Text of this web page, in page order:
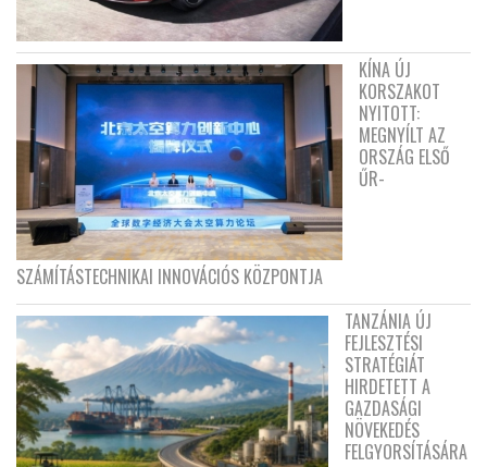
KÍNA ÚJ
KORSZAKOT
NYITOTT:
MEGNYÍLT AZ
ORSZÁG ELSŐ
ŰR-
SZÁMÍTÁSTECHNIKAI INNOVÁCIÓS KÖZPONTJA
TANZÁNIA ÚJ
FEJLESZTÉSI
STRATÉGIÁT
HIRDETETT A
GAZDASÁGI
NÖVEKEDÉS
FELGYORSÍTÁSÁRA